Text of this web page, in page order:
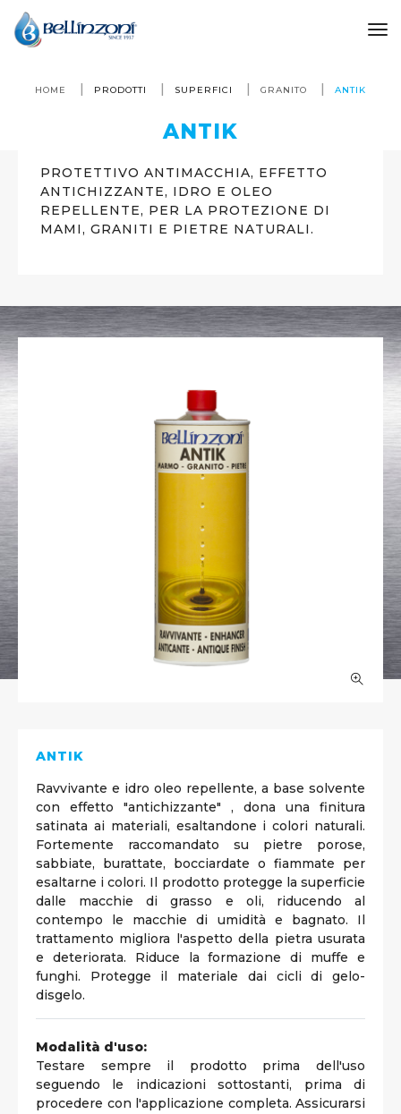
HOME PRODOTTI SUPERFICI GRANITO ANTIK
ANTIK
PROTETTIVO ANTIMACCHIA, EFFETTO
ANTICHIZZANTE, IDRO E OLEO
REPELLENTE, PER LA PROTEZIONE DI
MAMI, GRANITI E PIETRE NATURALI.
ANTIK
Ravvivante e idro oleo repellente, a base solvente
con effetto "antichizzante" , dona una finitura
satinata ai materiali, esaltandone i colori naturali.
Fortemente raccomandato su pietre porose,
sabbiate, burattate, bocciardate o fiammate per
esaltarne i colori. Il prodotto protegge la superficie
dalle macchie di grasso e oli, riducendo al
contempo le macchie di umidità e bagnato. Il
trattamento migliora l'aspetto della pietra usurata
e deteriorata. Riduce la formazione di muffe e
funghi. Protegge il materiale dai cicli di gelo-
disgelo.
Modalità d'uso:
Testare sempre il prodotto prima dell'uso
seguendo le indicazioni sottostanti, prima di
procedere con l'applicazione completa. Assicurarsi